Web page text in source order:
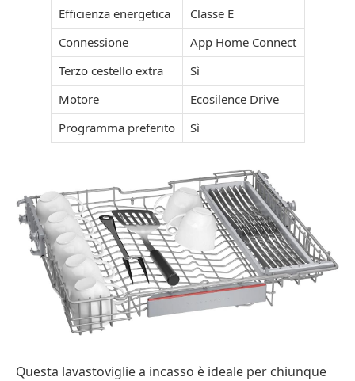
Efficienza energetica
Classe E
Connessione
App Home Connect
Terzo cestello extra
Sì
Motore
Ecosilence Drive
Programma preferito
Sì
Questa lavastoviglie a incasso è ideale per chiunque